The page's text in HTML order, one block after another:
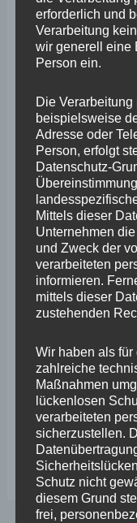
Prüfungen und
werden sollen,
Stephan
Rückmeldungen
für Vereine immer
durchzuführen.
Einzäunung sind
geht aber ein Stück
Mosel und in der
Weinfeste. Das
kultureller
der rechtspolitische
Ehrenamt
Entscheidungen
erschwert und den
Vereinsleben
nicht verhindern.“
erforderlich und
Verarbeitung
wir generell eine
Person ein.
Die
beispielsweise
Adresse oder
Person, erfolgt
Datenschutz-
Mittels dieser
Unternehmen
und Zweck der
verarbeiteten
informieren.
mittels dieser
zustehenden
Wir haben als
zahlreiche
Maßnahmen
lückenlosen
verarbeiteten
sicherzustellen.
Schutz nicht
diesem Grund
frei,